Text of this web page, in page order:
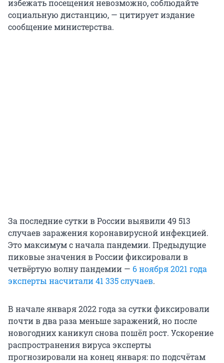
избежать посещения невозможно, соблюдайте
социальную дистанцию, — цитирует издание
сообщение министерства.
За последние сутки в России выявили 49 513
случаев заражения коронавирусной инфекцией.
Это максимум с начала пандемии. Предыдущие
пиковые значения в России фиксировали в
четвёртую волну пандемии — 6 ноября 2021 года
эксперты насчитали 41 335 случаев.
В начале января 2022 года за сутки фиксировали
почти в два раза меньше заражений, но после
новогодних каникул снова пошёл рост. Ускорение
распространения вируса эксперты
прогнозировали на конец января: по подсчётам